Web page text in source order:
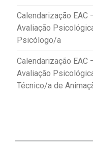
Calendarização
Avaliação
Psicólogo/a
Calendarização
Avaliação
Técnico/a de